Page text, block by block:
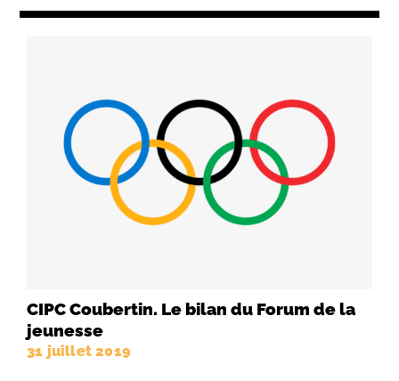
CIPC Coubertin. Le bilan du Forum de la
jeunesse
31 juillet 2019